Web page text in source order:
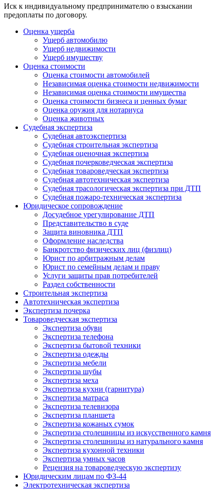
Иск к индивидуальному предпринимателю о взыскании
предоплаты по договору.
Оценка ущерба
Ущерб автомобилю
Ущерб недвижимости
Ущерб имуществу
Оценка стоимости
Оценка стоимости автомобилей
Независимая оценка стоимости недвижимости
Независимая оценка стоимости имущества
Оценка стоимости бизнеса и ценных бумаг
Оценка оружия для нотариуса
Оценка животных
Судебная экспертиза
Судебная автоэкспертиза
Судебная строительная экспертиза
Судебная оценочная экспертиза
Судебная почерковедческая экспертиза
Судебная товароведческая экспертиза
Судебная автотехническая экспертиза
Судебная трасологическая экспертиза при ДТП
Судебная пожаро-техническая экспертиза
Юридическое сопровождение
Досудебное урегулирование ДТП
Представительство в суде
Защита виновника ДТП
Оформление наследства
Банкротство физических лиц (физлиц)
Юрист по арбитражным делам
Юрист по семейным делам и праву
Услуги защиты прав потребителей
Раздел собственности
Строительная экспертиза
Автотехническая экспертиза
Экспертиза почерка
Товароведческая экспертиза
Экспертиза обуви
Экспертиза телефона
Экспертиза бытовой техники
Экспертиза одежды
Экспертиза мебели
Экспертиза шубы
Экспертиза меха
Экспертиза кухни (гарнитура)
Экспертиза матраса
Экспертиза телевизора
Экспертиза планшета
Экспертиза кожаных сумок
Экспертиза столешницы из искусственного камня
Экспертиза столешницы из натурального камня
Экспертиза кухонной техники
Экспертиза умных часов
Рецензия на товароведческую экспертизу
Юридическим лицам по ФЗ-44
Электротехническая экспертиза